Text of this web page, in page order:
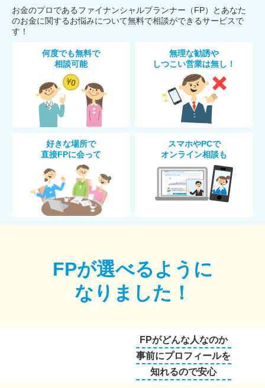
お金のプロであるファイナンシャルプランナー（FP）とあなた
のお金に関するお悩みについて無料で相談ができるサービスで
す！
何度でも無料で
相談可能
無理な勧誘や
しつこい営業は無し！
好きな場所で
直接FPに会って
スマホやPCで
オンライン相談も
FPが選べるように
なりました！
FPがどんな人なのか
事前にプロフィールを
知れるので安心